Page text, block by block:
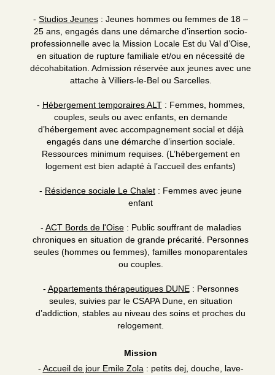
- Studios Jeunes : Jeunes hommes ou femmes de 18 –
25 ans, engagés dans une démarche d’insertion socio-
professionnelle avec la Mission Locale Est du Val d’Oise,
en situation de rupture familiale et/ou en nécessité de
décohabitation. Admission réservée aux jeunes avec une
attache à Villiers-le-Bel ou Sarcelles.
- Hébergement temporaires ALT: Femmes, hommes,
couples, seuls ou avec enfants, en demande
d’hébergement avec accompagnement social et déjà
engagés dans une démarche d’insertion sociale.
Ressources minimum requises. (L’hébergement en
logement est bien adapté à l’accueil des enfants)
- Résidence sociale Le Chalet : Femmes avec jeune
enfant
- ACT Bords de l'Oise: Public souffrant de maladies
chroniques en situation de grande précarité. Personnes
seules (hommes ou femmes), familles monoparentales
ou couples.
- Appartements thérapeutiques DUNE: Personnes
seules, suivies par le CSAPA Dune, en situation
d’addiction, stables au niveau des soins et proches du
relogement.
Mission
- Accueil de jour Emile Zola : petits dej, douche, lave-